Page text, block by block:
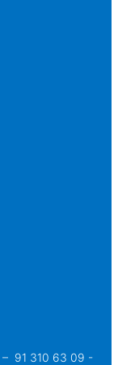
– 91 310 63 09 -